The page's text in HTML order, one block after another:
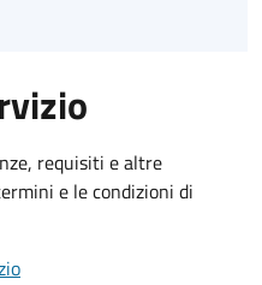
requisiti e altre
e le condizioni di